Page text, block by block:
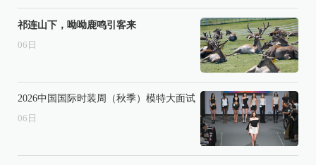
祁连山下，呦呦鹿鸣引客来
06 日
2026中国国际时装周（秋季）模特大面试
06 日